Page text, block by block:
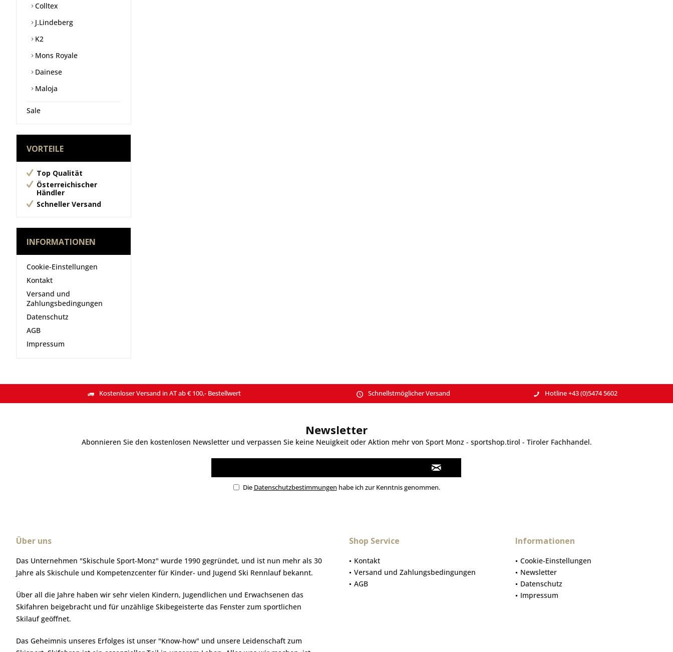
Colltex
J.Lindeberg
K2
Mons Royale
Dainese
Maloja
Sale
VORTEILE
Top Qualität
Österreichischer
Händler
Schneller Versand
INFORMATIONEN
Cookie-Einstellungen
Kontakt
Versand und
Zahlungsbedingungen
Datenschutz
AGB
Impressum
Kostenloser Versand in AT ab € 100,- Bestellwert Schnellstmöglicher Versand Hotline +43 (0)5474 5602
Newsletter
Abonnieren Sie den kostenlosen Newsletter und verpassen Sie keine Neuigkeit oder Aktion mehr von Sport Monz - sportshop.tirol - Tiroler Fachhandel.
Die Datenschutzbestimmungen habe ich zur Kenntnis genommen.
Über uns
Das Unternehmen "Skischule Sport-Monz" wurde 1990 gegründet, und ist nun mehr als 30
Jahre als Skischule und Kompetenzcenter für Kinder- und Jugend Ski Rennlauf bekannt.
Über all die Jahre haben wir sehr vielen Kindern, Jugendlichen und Erwachsenen das
Skifahren beigebracht und für unzählige Skibegeisterte das Fenster zum sportlichen
Skilauf geöffnet.
Das Geheimnis unseres Erfolges ist unser "Know-how" und unsere Leidenschaft zum
Shop Service
Kontakt
Versand und Zahlungsbedingungen
AGB
Informationen
Cookie-Einstellungen
Newsletter
Datenschutz
Impressum